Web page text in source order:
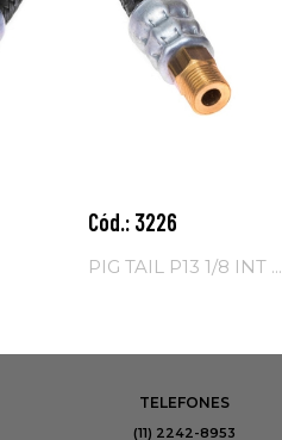
Cód.: 3226
PIG TAIL P13 1/8 INT ...
Adicionar ao
carrinho
TELEFONES
(11) 2242-8953